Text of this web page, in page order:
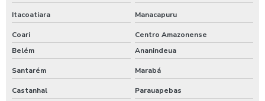
Itacoatiara Manacapuru
Coari
Centro Amazonense
Belém
Ananindeua
Santarém Marabá
Castanhal Parauapebas